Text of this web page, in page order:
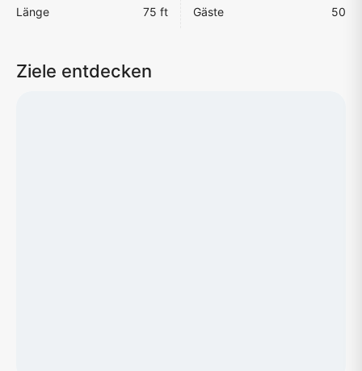
Länge 75 ft Gäste 50
Ziele entdecken